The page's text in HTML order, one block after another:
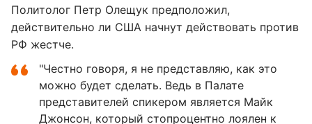
Политолог Петр Олещук предположил,
действительно ли США начнут действовать против
РФ жестче.
"Честно говоря, я не представляю, как это
можно будет сделать. Ведь в Палате
представителей спикером является Майк
Джонсон, который стопроцентно лоялен к